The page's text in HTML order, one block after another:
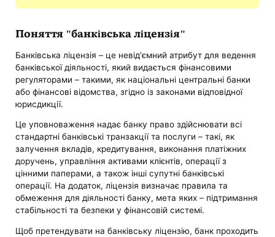
Поняття "банківська ліцензія"
Банківська ліцензія – це невід'ємний атрибут для ведення
банківської діяльності, який видається фінансовими
регуляторами – такими, як національні центральні банки
або фінансові відомства, згідно із законами відповідної
юрисдикції.
Це уповноваження надає банку право здійснювати всі
стандартні банківські транзакції та послуги – такі, як
залучення вкладів, кредитування, виконання платіжних
доручень, управління активами клієнтів, операції з
цінними паперами, а також інші супутні банківські
операції. На додаток, ліцензія визначає правила та
обмеження для діяльності банку, мета яких – підтримання
стабільності та безпеки у фінансовій системі.
Щоб претендувати на банківську ліцензію, банк проходить